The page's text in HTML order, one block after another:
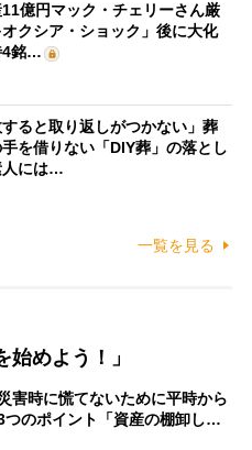
11億円マック・チェリーさん厳
クシア・ショック」後に大化
4銘…
すると取り返しがつかない」葬
を借りない「DIY葬」の落とし
には…
一覧を見る
めよう！」
害時に慌てないために平時から
つのポイント「資産の棚卸し…